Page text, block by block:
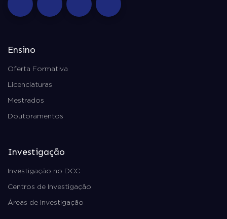
Ensino
Oferta Formativa
Licenciaturas
Mestrados
Doutoramentos
Investigação
Investigação no DCC
Centros de Investigação
Áreas de Investigação